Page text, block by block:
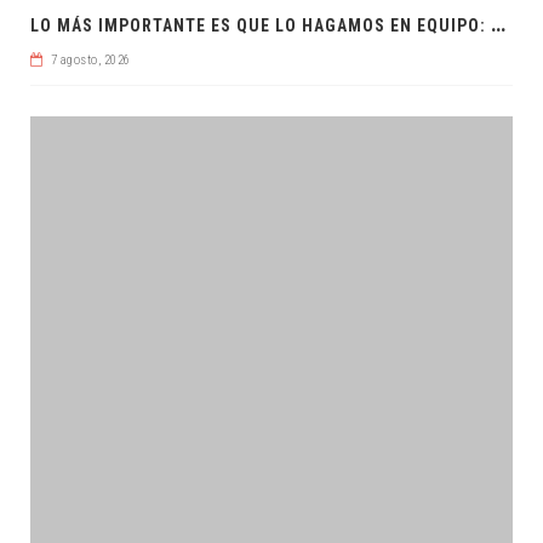
L
O MÁS IMPORTANTE ES QUE LO HAGAMOS EN EQUIPO: CPL
7 agosto, 2026